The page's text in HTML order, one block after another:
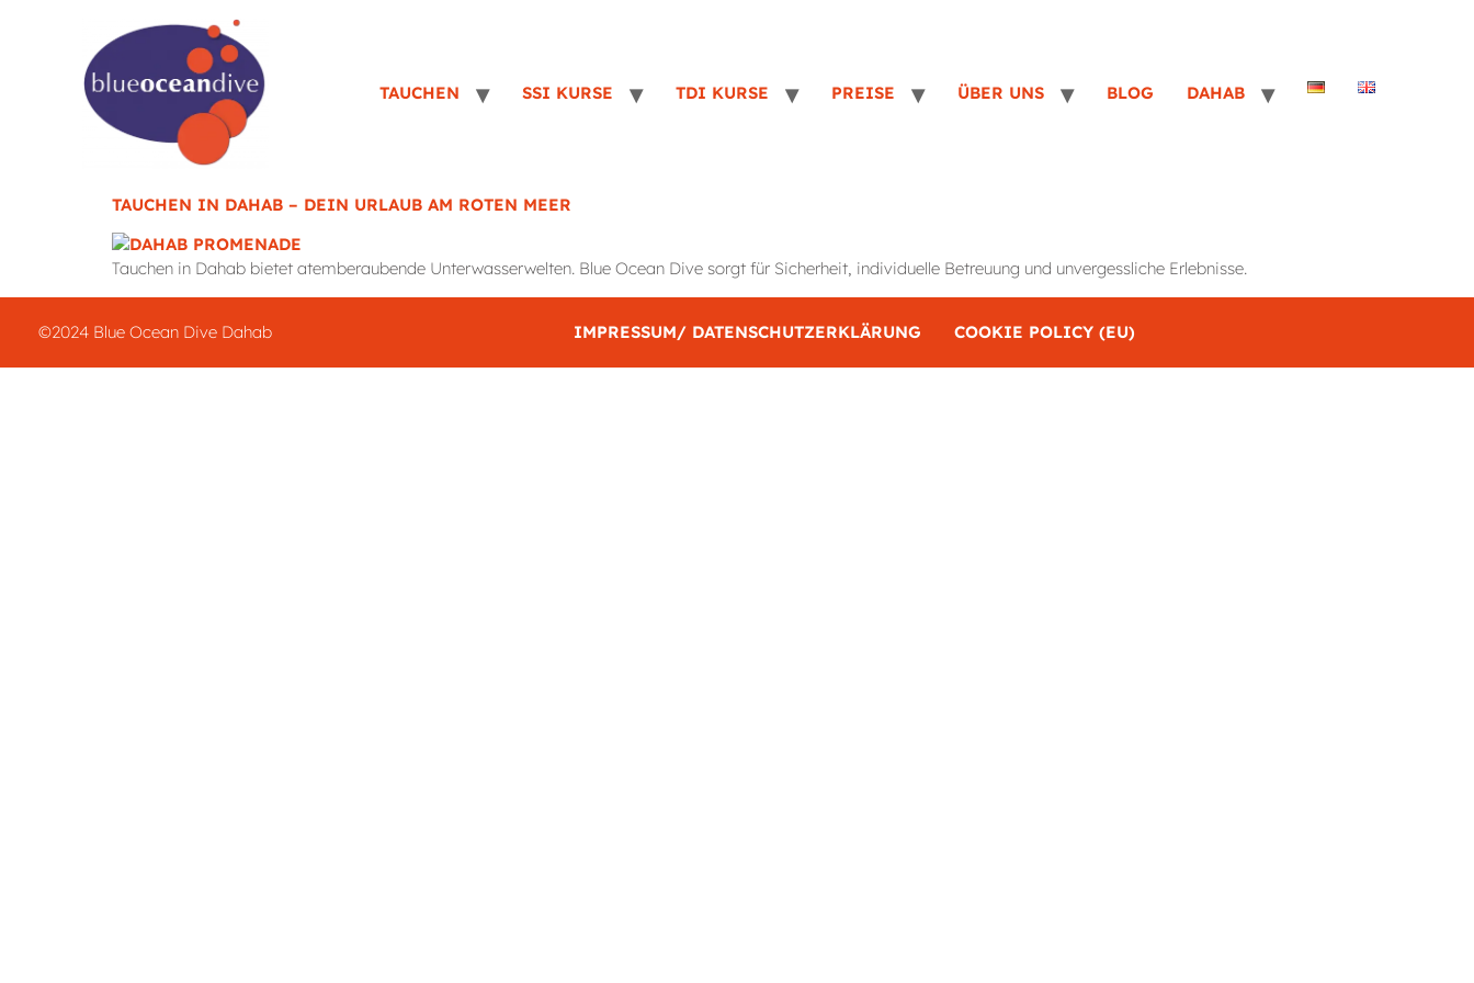
TAUCHEN SSI KURSE TDI KURSE PREISE ÜBER UNS BLOG DAHAB
TAUCHEN IN DAHAB – DEIN URLAUB AM ROTEN MEER
Tauchen in Dahab bietet atemberaubende Unterwasserwelten. Blue Ocean Dive sorgt für Sicherheit, individuelle Betreuung und unvergessliche Erlebnisse.
IMPRESSUM/ DATENSCHUTZERKLÄRUNG COOKIE POLICY (EU)
©2024 Blue Ocean Dive Dahab